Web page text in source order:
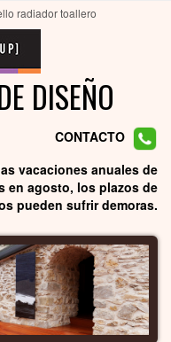
radiador toallero
DISEÑO
CONTACTO
vacaciones anuales de
en agosto, los plazos de
pueden sufrir demoras.